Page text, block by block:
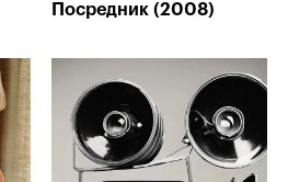
Посредник (2008)